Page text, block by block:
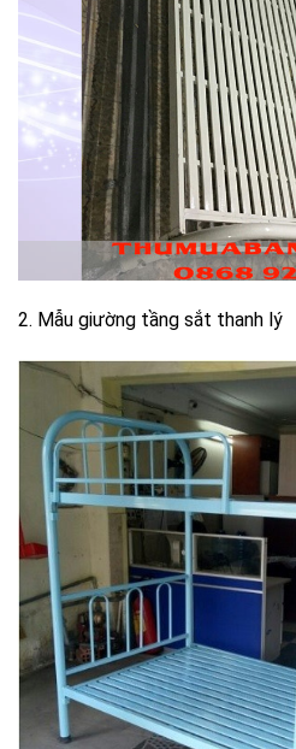
2. Mẫu giường tầng sắt thanh lý